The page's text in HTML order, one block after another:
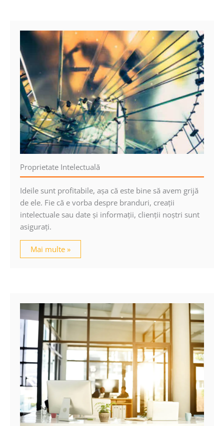
Proprietate Intelectuală
Ideile sunt profitabile, aşa că este bine să avem grijă
de ele. Fie că e vorba despre branduri, creaţii
intelectuale sau date şi informaţii, clienţii noştri sunt
asiguraţi.
Mai multe »